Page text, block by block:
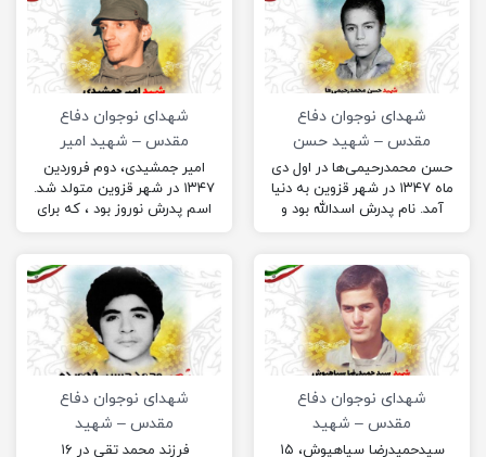
شهدای نوجوان دفاع
مقدس – شهید حسن
محمد رحیمی ها
حسن محمدرحیمی‌ها در اول دی
ماه ۱۳۴۷ در شهر قزوین به دنیا
آمد. نام پدرش اسدالله بود و
بود…
شهدای نوجوان دفاع
مقدس – شهید امیر
جمشیدی
امیر جمشیدی، دوم فروردین
۱۳۴۷ در شهر قزوین متولد شد.
اسم پدرش نوروز بود ، که برای
شهدای نوجوان دفاع
مقدس – شهید
حمیدرضا سیاه پوش سیدحمیدرضا سیاهپوش، ۱۵
شهدای نوجوان دفاع
مقدس – شهید
فهمیده
فرزند محمد تقی در ۱۶